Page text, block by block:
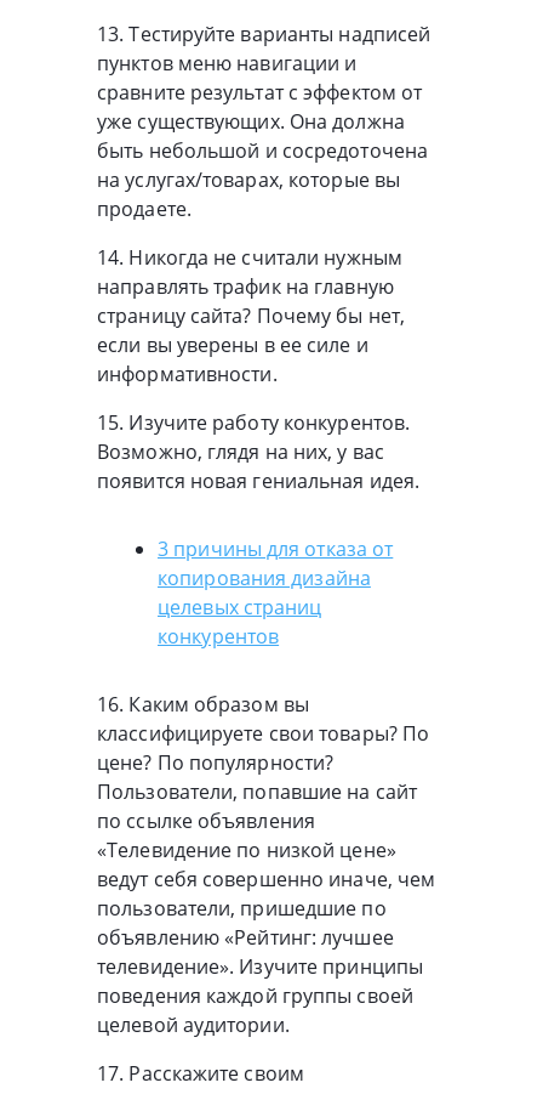
13. Тестируйте варианты надписей
пунктов меню навигации и
сравните результат с эффектом от
уже существующих. Она должна
быть небольшой и сосредоточена
на услугах/товарах, которые вы
продаете.
14. Никогда не считали нужным
направлять трафик на главную
страницу сайта? Почему бы нет,
если вы уверены в ее силе и
информативности.
15. Изучите работу конкурентов.
Возможно, глядя на них, у вас
появится новая гениальная идея.
3 причины для отказа от
копирования дизайна
целевых страниц
конкурентов
16. Каким образом вы
классифицируете свои товары? По
цене? По популярности?
Пользователи, попавшие на сайт
по ссылке объявления
«Телевидение по низкой цене»
ведут себя совершенно иначе, чем
пользователи, пришедшие по
объявлению «Рейтинг: лучшее
телевидение». Изучите принципы
поведения каждой группы своей
целевой аудитории.
17. Расскажите своим